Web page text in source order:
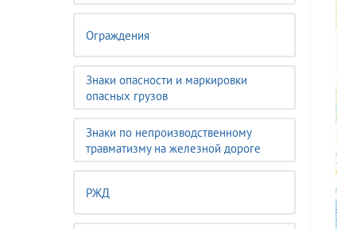
Ограждения
Знаки опасности и маркировки
опасных грузов
Знаки по непроизводственному
травматизму на железной дороге
РЖД